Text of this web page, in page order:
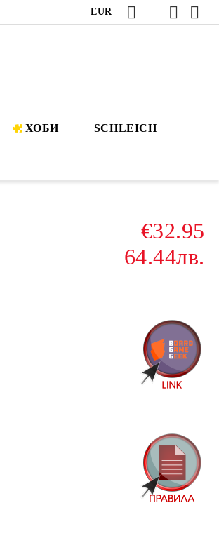
EUR
ХОБИ SCHLEICH
€32.95
64.44лв.